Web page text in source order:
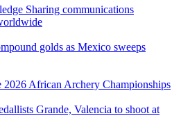
Sharing communications
golds as Mexico sweeps
2026 African Archery Championships
Grande, Valencia to shoot at